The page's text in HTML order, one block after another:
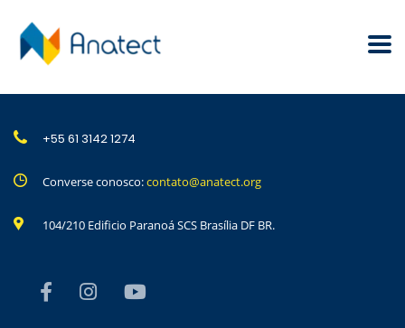
+55 61 3142 1274
Converse conosco:contato@anatect.org
104/210 Edificio Paranoá SCS Brasília DF BR.